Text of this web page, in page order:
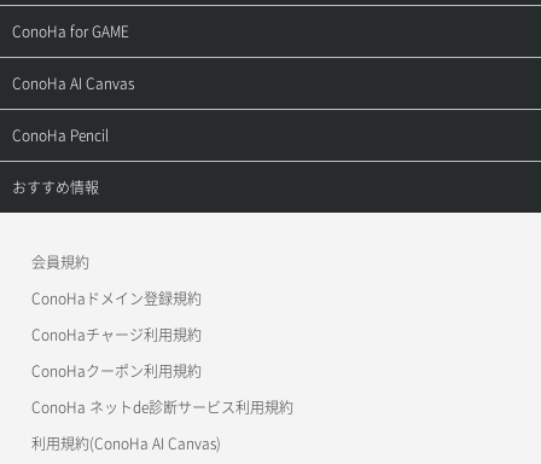
用語集
お問い合わせ
お乗り換えガイド
よくある質問
ご利用ガイド
APIドキュメントVPS2.0
APIドキュメントVPS3.0
サポートトップ
ご利用ガイド
APIドキュメントVPS2.0
APIドキュメントVPS3.0
ConoHa for GAME
サポートトップ
ご利用ガイド
ConoHa AI Canvas
サポートトップ
ご利用ガイド
ConoHa Pencil
サポートトップ
おすすめ情報
美雲このは徹底ガイド
会員規約
ConoHaドメイン登録規約
ConoHaチャージ利用規約
ConoHaクーポン利用規約
ConoHa ネットde診断サービス利用規約
利用規約(ConoHa AI Canvas)